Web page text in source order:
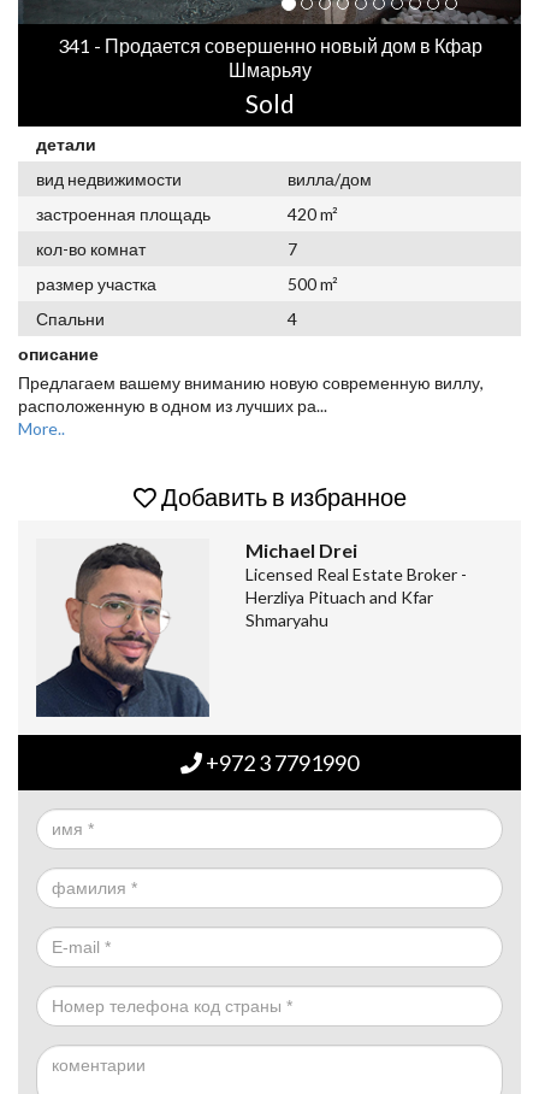
341 - Продается совершенно новый дом в Кфар
Шмарьяу
Sold
детали
вид недвижимости
вилла/дом
застроенная площадь
420 m²
кол-во комнат
7
размер участка
500 m²
Спальни
4
описание
Предлагаем вашему вниманию новую современную виллу,
расположенную в одном из лучших ра...
More..
Добавить в избранное
Michael Drei
Licensed Real Estate Broker -
Herzliya Pituach and Kfar
Shmaryahu
+972 3 7791990